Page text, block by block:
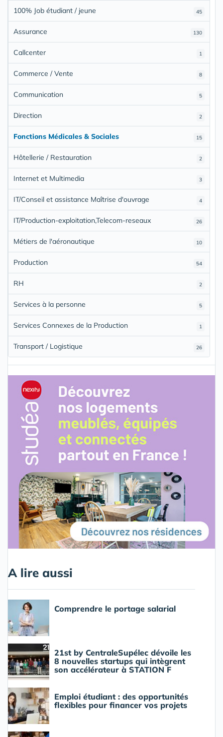
45
100% Job étudiant / jeune
130
Assurance
1
Callcenter
8
Commerce / Vente
5
Communication
2
Direction
15
Fonctions Médicales & Sociales
2
Hôtellerie / Restauration
3
Internet et Multimedia
4
IT/Conseil et assistance Maîtrise d'ouvrage
26
IT/Production-exploitation,Telecom-reseaux
10
Métiers de l'aéronautique
54
Production
2
RH
5
Services à la personne
1
Services Connexes de la Production
26
Transport / Logistique
A lire aussi
Comprendre le portage salarial
21st by CentraleSupélec dévoile les
8 nouvelles startups qui intègrent
son accélérateur à STATION F
Emploi étudiant : des opportunités
flexibles pour financer vos projets